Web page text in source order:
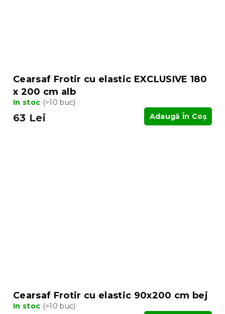
Cearsaf Frotir cu elastic EXCLUSIVE 180
x 200 cm alb
In stoc (>10 buc)
63 Lei Adaugă În Coş
Cearsaf Frotir cu elastic 90x200 cm bej
In stoc (>10 buc)